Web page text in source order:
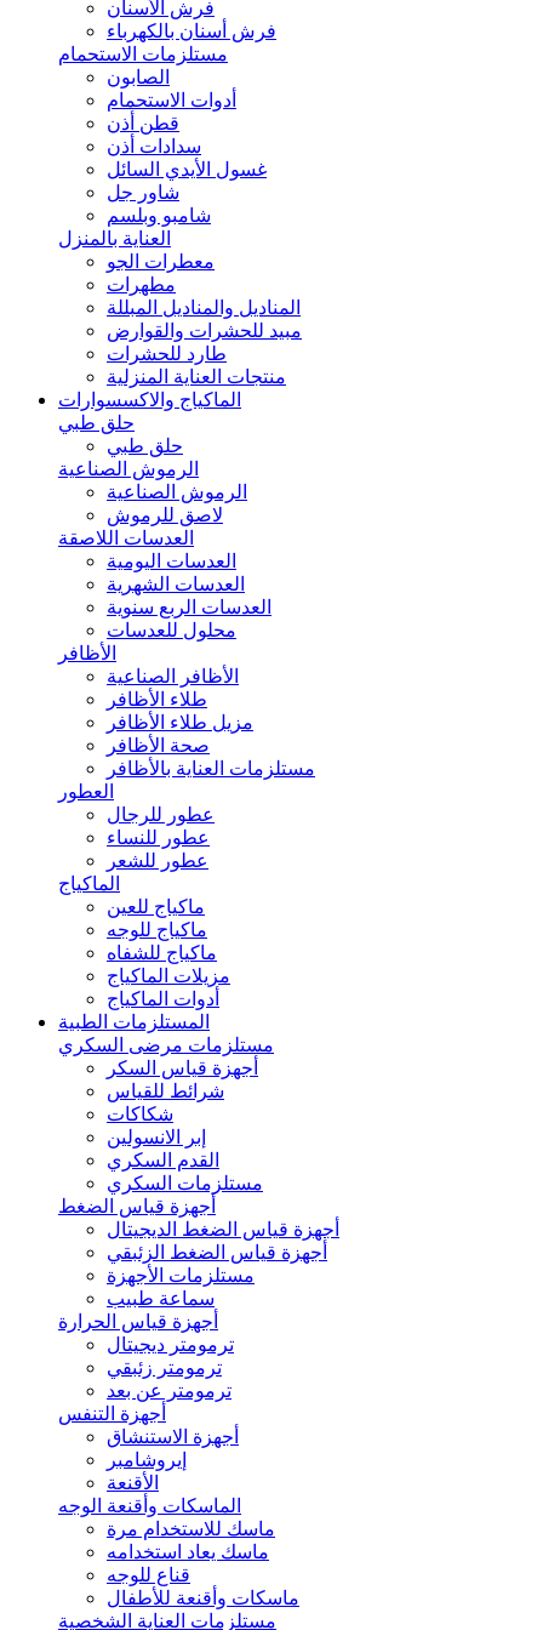
فرش الأسنان
فرش أسنان بالكهرباء
مستلزمات الاستحمام
الصابون
أدوات الاستحمام
قطن أذن
سدادات أذن
غسول الأيدي السائل
شاور جل
شامبو وبلسم
العناية بالمنزل
معطرات الجو
مطهرات
المناديل والمناديل المبللة
مبيد للحشرات والقوارض
طارد للحشرات
منتجات العناية المنزلية
الماكياج والاكسسوارات
حلق طبي
حلق طبي
الرموش الصناعية
الرموش الصناعية
لاصق للرموش
العدسات اللاصقة
العدسات اليومية
العدسات الشهرية
العدسات الربع سنوية
محلول للعدسات
الأظافر
الأظافر الصناعية
طلاء الأظافر
مزيل طلاء الأظافر
صحة الأظافر
مستلزمات العناية بالأظافر
العطور
عطور للرجال
عطور للنساء
عطور للشعر
الماكياج
ماكياج للعين
ماكياج للوجه
ماكياج للشفاه
مزيلات الماكياج
أدوات الماكياج
المستلزمات الطبية
مستلزمات مرضى السكري
أجهزة قياس السكر
شرائط للقياس
شكاكات
إبر الانسولين
القدم السكري
مستلزمات السكري
أجهزة قياس الضغط
أجهزة قياس الضغط الديجيتال
أجهزة قياس الضغط الزئبقي
مستلزمات الأجهزة
سماعة طبيب
أجهزة قياس الحرارة
ترمومتر ديجيتال
ترمومتر زئبقي
ترمومتر عن بعد
أجهزة التنفس
أجهزة الاستنشاق
إيروشامبر
الأقنعة
الماسكات وأقنعة الوجه
ماسك للاستخدام مرة
ماسك يعاد استخدامه
قناع للوجه
ماسكات وأقنعة للأطفال
مستلزمات العناية الشخصية